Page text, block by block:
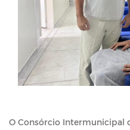
O Consórcio Intermunicipal